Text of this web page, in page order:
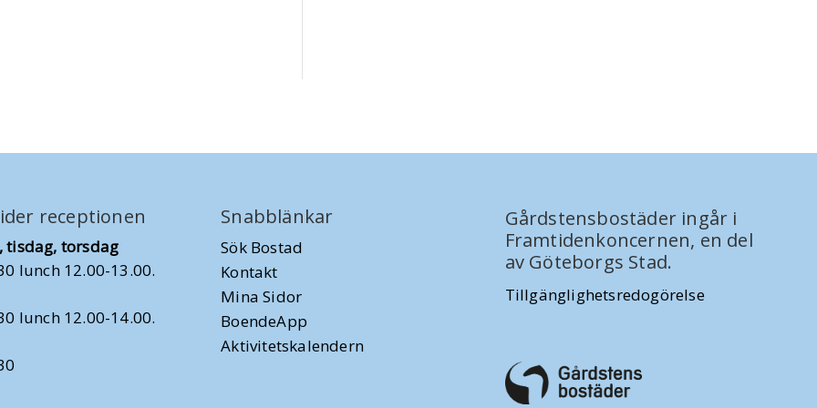
receptionen
tisdag, torsdag
lunch 12.00-13.00.
lunch 12.00-14.00.
Snabblänkar
Sök Bostad
Kontakt
Mina Sidor
BoendeApp
Aktivitetskalendern
Gårdstensbostäder ingår i
Framtidenkoncernen, en del
av Göteborgs Stad.
Tillgänglighetsredogörelse